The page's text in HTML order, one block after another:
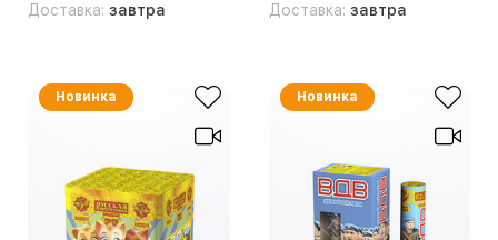
Доставка: завтра Доставка: завтра
Новинка Новинка